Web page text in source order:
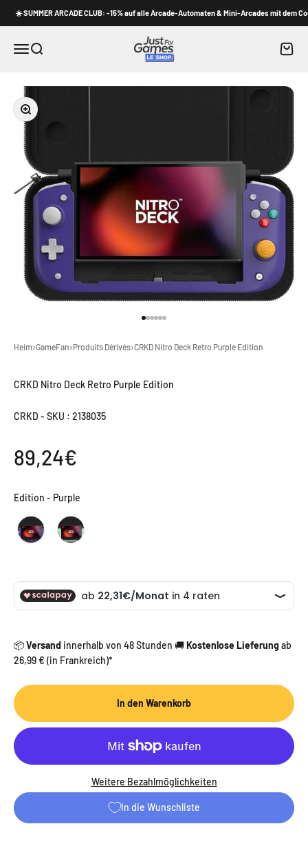
☀️ SUMMER ARCADE CLUB: -15% auf alle Arcade-Automaten & Mini-Arcades mit dem
MenüSuche
Shop Just for Games
Bild vergrößern
Heim›GameFan›Produits Dérivés›CRKD Nitro Deck Retro Purple Edition
CRKD Nitro Deck Retro Purple Edition
CRKD - SKU : 2138035
Angebot
89,24€
Edition - Purple
📦Versand innerhalb von 48 Stunden 🚚Kostenlose Lieferung ab
26,99 € (in Frankreich)*
In den Warenkorb
Weitere Bezahlmöglichkeiten
In die Wunschliste